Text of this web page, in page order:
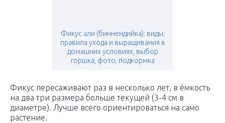
Фикус али (биннендийка): виды,
правила ухода и выращивания в
домашних условиях, выбор
горшка, фото, подкормка
Фикус пересаживают раз в несколько лет, в ёмкость
на два три размера больше текущей (3-4 см в
диаметре). Лучше всего ориентироваться на само
растение.